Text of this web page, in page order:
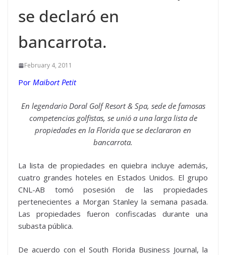
se declaró en
bancarrota.
February 4, 2011
Por Maibort Petit
En legendario Doral Golf Resort & Spa, sede de famosas
competencias golfistas, se unió a una larga lista de
propiedades en la Florida que se declararon en
bancarrota.
La lista de propiedades en quiebra incluye además,
cuatro grandes hoteles en Estados Unidos. El grupo
CNL-AB tomó posesión de las propiedades
pertenecientes a Morgan Stanley la semana pasada.
Las propiedades fueron confiscadas durante una
subasta pública.
De acuerdo con el South Florida Business Journal, la